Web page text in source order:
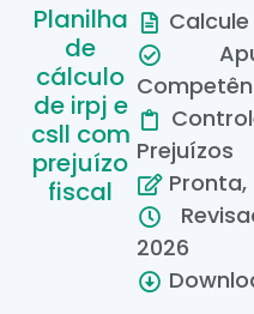
Planilha
de
cálculo
de irpj e
csll com
prejuízo
fiscal
Prejuízos
Pronta,
2026